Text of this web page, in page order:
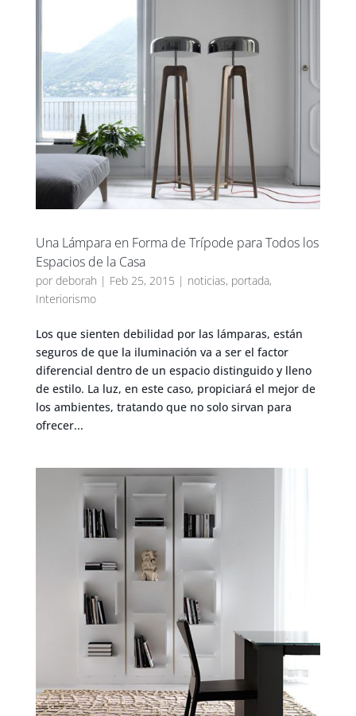
Una Lámpara en Forma de Trípode para Todos los
Espacios de la Casa
por deborah | Feb 25, 2015 | noticias, portada,
Interiorismo
Los que sienten debilidad por las lámparas, están
seguros de que la iluminación va a ser el factor
diferencial dentro de un espacio distinguido y lleno
de estilo. La luz, en este caso, propiciará el mejor de
los ambientes, tratando que no solo sirvan para
ofrecer...